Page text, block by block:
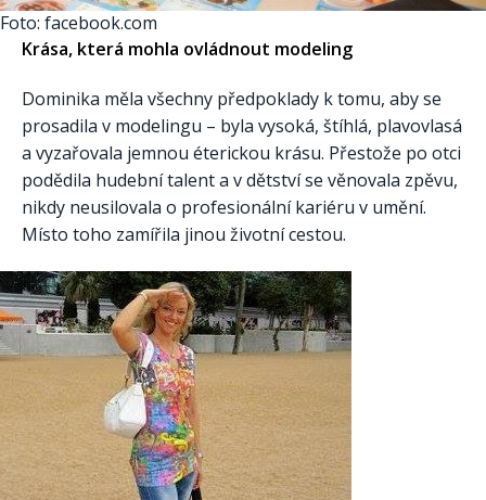
Foto: facebook.com
Krása, která mohla ovládnout modeling
Dominika měla všechny předpoklady k tomu, aby se
prosadila v modelingu – byla vysoká, štíhlá, plavovlasá
a vyzařovala jemnou éterickou krásu. Přestože po otci
podědila hudební talent a v dětství se věnovala zpěvu,
nikdy neusilovala o profesionální kariéru v umění.
Místo toho zamířila jinou životní cestou.